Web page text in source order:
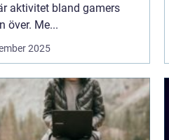
aktivitet bland gamers
över. Me...
2025